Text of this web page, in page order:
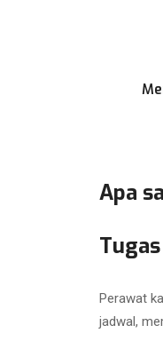
Apa
Perawat
jadwal,